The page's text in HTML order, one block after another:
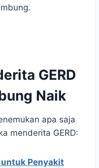
GERD
Naik
apa saja
menderita GERD:
Penyakit